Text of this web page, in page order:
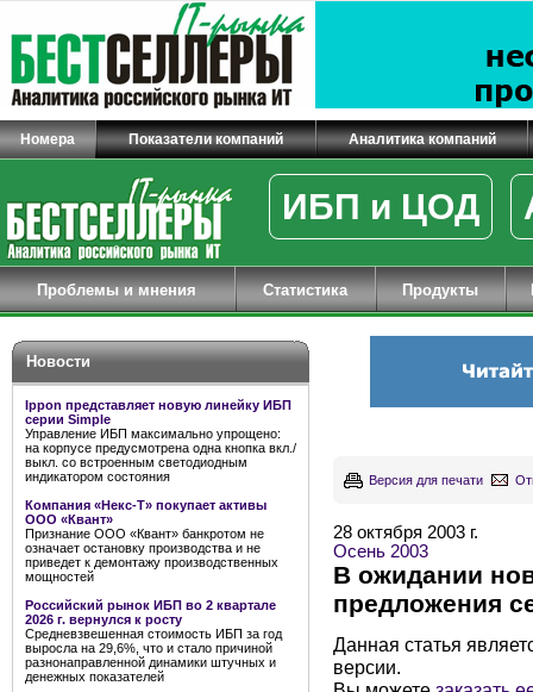
Номера Показатели компаний Аналитика компаний
ИБП и ЦОД
Проблемы и мнения Статистика Продукты
Новости
Ippon представляет новую линейку ИБП
серии Simple
Управление ИБП максимально упрощено:
на корпусе предусмотрена одна кнопка вкл./
выкл. со встроенным светодиодным
индикатором состояния
Компания «Некс-Т» покупает активы
ООО «Квант»
Признание ООО «Квант» банкротом не
означает остановку производства и не
приведет к демонтажу производственных
мощностей
Российский рынок ИБП во 2 квартале
2026 г. вернулся к росту
Средневзвешенная стоимость ИБП за год
выросла на 29,6%, что и стало причиной
разнонаправленной динамики штучных и
денежных показателей
Версия для печати
28 октября 2003 г.
Осень 2003
В ожидании
предложения
Данная статья
версии.